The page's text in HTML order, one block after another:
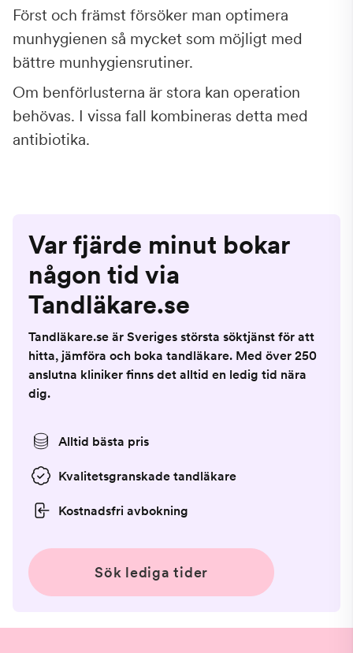
Först och främst försöker man optimera
munhygienen så mycket som möjligt med
bättre munhygiensrutiner.
Om benförlusterna är stora kan operation
behövas. I vissa fall kombineras detta med
antibiotika.
Var fjärde minut bokar
någon tid via
Tandläkare.se
Tandläkare.se är Sveriges största söktjänst för att
hitta, jämföra och boka tandläkare. Med över 250
anslutna kliniker finns det alltid en ledig tid nära
dig.
Alltid bästa pris
Kvalitetsgranskade tandläkare
Kostnadsfri avbokning
Sök lediga tider